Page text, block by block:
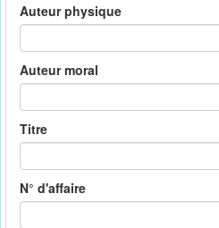
Auteur physique
Auteur moral
Titre
N° d'affaire